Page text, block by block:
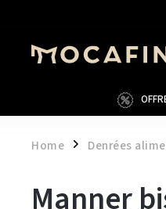
Home / Denrées
Manner